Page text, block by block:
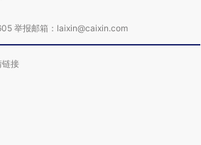
举报邮箱：laixin@caixin.com
链接